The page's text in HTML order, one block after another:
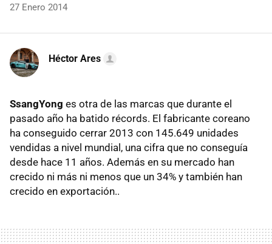
27 Enero 2014
Héctor Ares
SsangYong es otra de las marcas que durante el
pasado año ha batido récords. El fabricante coreano
ha conseguido cerrar 2013 con 145.649 unidades
vendidas a nivel mundial, una cifra que no conseguía
desde hace 11 años. Además en su mercado han
crecido ni más ni menos que un 34% y también han
crecido en exportación..